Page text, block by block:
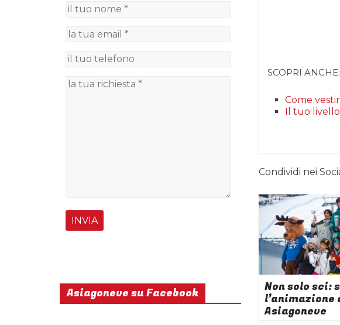
SCOPRI ANCHE:
Come
Il tuo livello
Condividi nei
Non solo sci:
l’animazione
Asiagoneve
Asiagoneve su Facebook